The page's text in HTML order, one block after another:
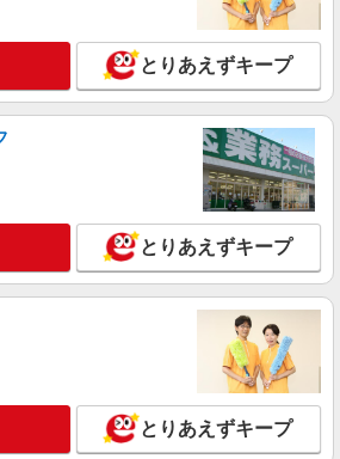
代支給 ★交通費別途支給（規定あり） ゜
。○。・゜+゜・。○。・゜+゜ 入社祝い金10
お友達を紹介頂くと, インセンテ
★月2回払い・週払い可能（規程
゜・。○。・゜+゜・。○。・゜+゜
児島県鹿児島市の家電量販店
詳細を見る
給1350円〜1400円（経験・能力による） ※
支給 ★交通費別途支給（規定あり） ゜
。○。・゜+゜・。○。・゜+゜ 入社祝い金10
) お友達を紹介頂くと, インセンテ
★ ゜・。○。・゜+゜・。○。・゜+゜
児島県鹿児島市のdocomoショップ
詳細を見る
種に詳しくなれる携帯販売【au】
とりあえずキープ
とりあえずキープ
とりあえずキープ